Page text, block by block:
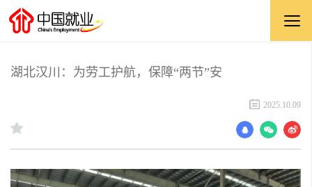
湖北汉川：为劳工护航，保障“两节”安
2025.10.09